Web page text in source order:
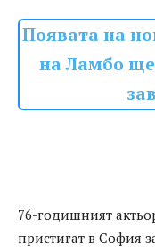
Появата на
на Ламбо
76-годишният
пристигат в София